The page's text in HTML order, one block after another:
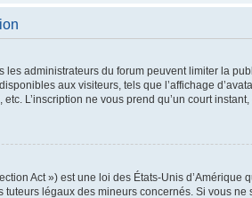
les administrateurs du forum peuvent limiter la
aux visiteurs, tels que l’affichage
L’inscription ne vous prend qu’un court
Act ») est une loi des États-Unis
légaux des mineurs concernés. Si vous